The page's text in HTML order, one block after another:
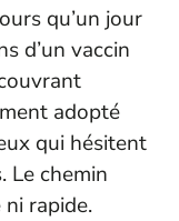
qu’un jour
d’un vaccin
adopté
qui hésitent
Le chemin
rapide.